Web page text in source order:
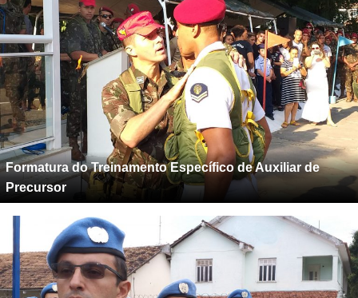
Formatura do Treinamento Específico de Auxiliar de
Precursor